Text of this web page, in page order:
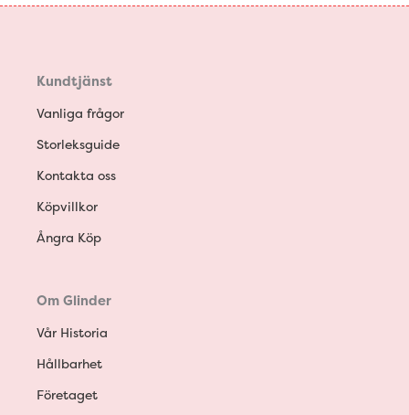
Kundtjänst
Vanliga frågor
Storleksguide
Kontakta oss
Köpvillkor
Ångra Köp
Om Glinder
Vår Historia
Hållbarhet
Företaget